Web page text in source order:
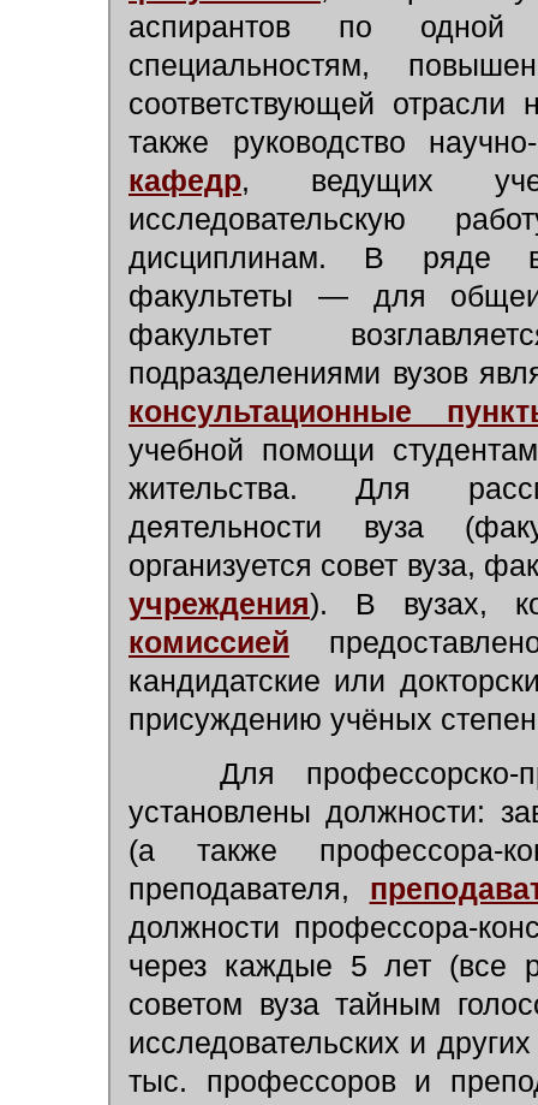
аспирантов по одной
специальностям,
соответствующей отрасли
также руководство
кафедр, ведущих
исследовательскую
дисциплинам. В ряде
факультеты — для
факультет
подразделениями вузов
консультационные
учебной помощи
жительства. Для
деятельности вуза
организуется совет вуза,
учреждения). В вузах,
комиссией
кандидатские или
присуждению учёных
Для профессорско-
установлены должности:
(а также профессора-
преподавателя,
должности профессора-
через каждые 5 лет (все
советом вуза тайным
исследовательских и
тыс. профессоров и